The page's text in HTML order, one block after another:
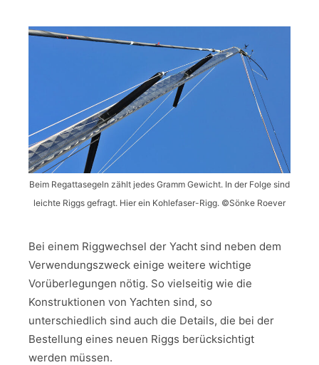
Beim Regattasegeln zählt jedes Gramm Gewicht. In der Folge sind
leichte Riggs gefragt. Hier ein Kohlefaser-Rigg. ©Sönke Roever
Bei einem Riggwechsel der Yacht sind neben dem
Verwendungszweck einige weitere wichtige
Vorüberlegungen nötig. So vielseitig wie die
Konstruktionen von Yachten sind, so
unterschiedlich sind auch die Details, die bei der
Bestellung eines neuen Riggs berücksichtigt
werden müssen.